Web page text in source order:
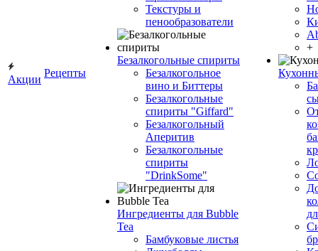
Акции
Рецепты
Текстуры и
пенообразователи
Безалкогольные спириты
Безалкогольное
вино и Биттеры
Безалкогольные
спириты "Giffard"
Безалкогольный
Аперитив
Безалкогольные
спириты
"DrinkSome"
Ингредиенты для Bubble
Tea
Бамбуковые листья
+